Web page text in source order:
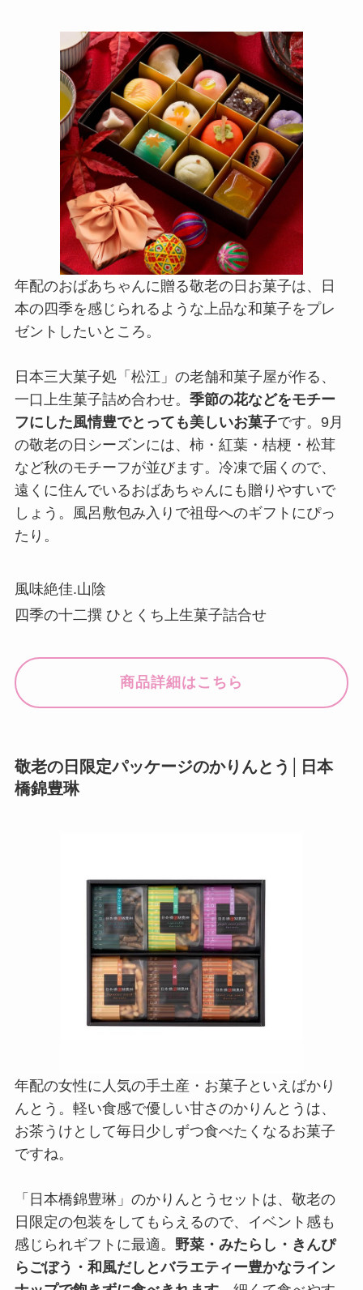
年配のおばあちゃんに贈る敬老の日お菓子は、日
本の四季を感じられるような上品な和菓子をプレ
ゼントしたいところ。
日本三大菓子処「松江」の老舗和菓子屋が作る、
一口上生菓子詰め合わせ。 季節の花などをモチー
フにした風情豊でとっても美しいお菓子です。9月
の敬老の日シーズンには、柿・紅葉・桔梗・松茸
など秋のモチーフが並びます。冷凍で届くので、
遠くに住んでいるおばあちゃんにも贈りやすいで
しょう。風呂敷包み入りで祖母へのギフトにぴっ
たり。
風味絶佳.山陰
四季の十二撰 ひとくち上生菓子詰合せ
商品詳細はこちら
敬老の日限定パッケージのかりんとう│日本
橋錦豊琳
年配の女性に人気の手土産・お菓子といえばかり
んとう。軽い食感で優しい甘さのかりんとうは、
お茶うけとして毎日少しずつ食べたくなるお菓子
ですね。
「日本橋錦豊琳」のかりんとうセットは、敬老の
日限定の包装をしてもらえるので、イベント感も
感じられギフトに最適。 野菜・みたらし・きんぴ
らごぼう・和風だしとバラエティー豊かなライン